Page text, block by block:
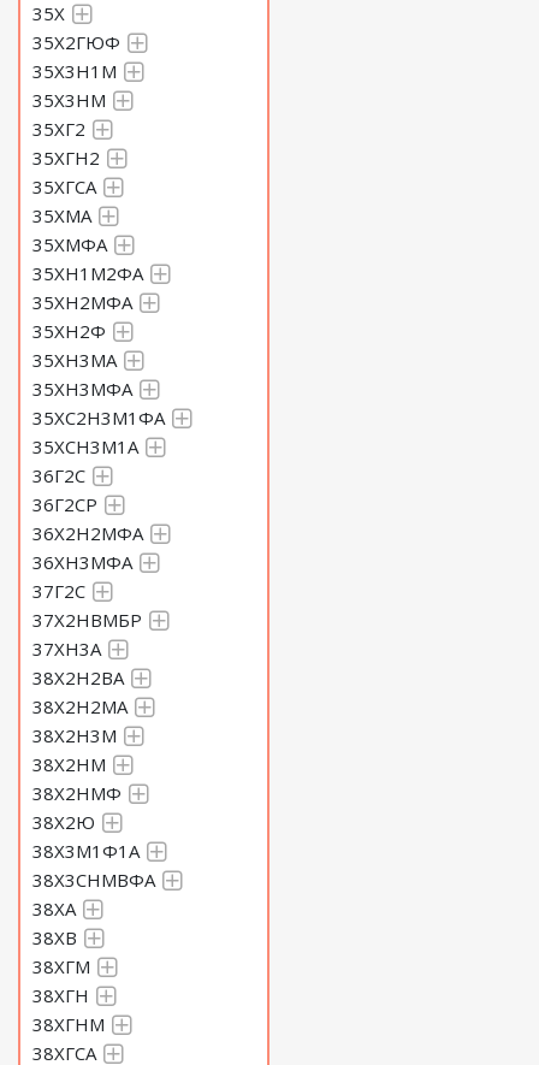
35Х
35Х2ГЮФ
35Х3Н1М
35Х3НМ
35ХГ2
35ХГН2
35ХГСА
35ХМА
35ХМФА
35ХН1М2ФА
35ХН2МФА
35ХН2Ф
35ХН3МА
35ХН3МФА
35ХС2Н3М1ФА
35ХСН3М1А
36Г2С
36Г2СР
36Х2Н2МФА
36ХН3МФА
37Г2С
37Х2НВМБР
37ХН3А
38Х2Н2ВА
38Х2Н2МА
38Х2Н3М
38Х2НМ
38Х2НМФ
38Х2Ю
38Х3М1Ф1А
38Х3СНМВФА
38ХА
38ХВ
38ХГМ
38ХГН
38ХГНМ
38ХГСА